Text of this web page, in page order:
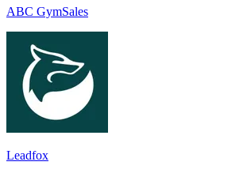
ABC GymSales
Leadfox